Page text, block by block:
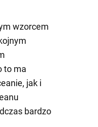
wzorcem
to ma
jak i
bardzo